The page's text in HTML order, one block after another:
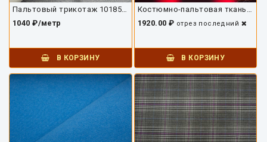
1040 ₽/метр
В КОРЗИНУ
1920.00 ₽ отрез последний
В КОРЗИНУ